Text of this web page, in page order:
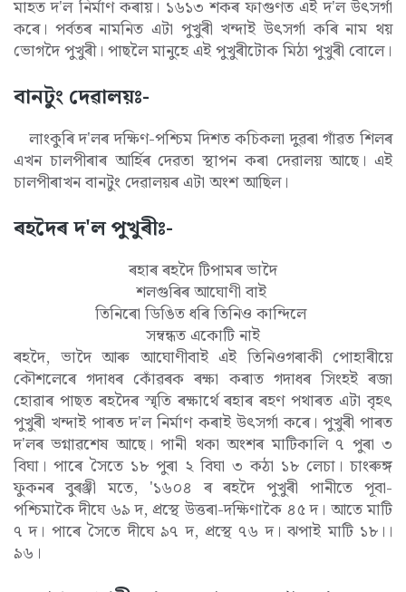
মাহত দ'ল নিৰ্মাণ কৰায়। ১৬১৩ শকৰ ফাগুণত এই দ'ল উৎসৰ্গা
কৰে। পৰ্বতৰ নামনিত এটা পুখুৰী খন্দাই উৎসৰ্গা কৰি নাম থয়
ভোগদৈ পুখুৰী। পাছলৈ মানুহে এই পুখুৰীটোক মিঠা পুখুৰী বোলে।
বানটুং দেৱালয়ঃ-
লাংকুৰি দ'লৰ দক্ষিণ-পশ্চিম দিশত কচিকলা দুৱৰা গাঁৱত শিলৰ
এখন চালপীৰাৰ আৰ্হিৰ দেৱতা স্থাপন কৰা দেৱালয় আছে। এই
চালপীৰাখন বানটুং দেৱালয়ৰ এটা অংশ আছিল।
ৰহদৈৰ দ'ল পুখুৰীঃ-
ৰহাৰ ৰহদৈ টিপামৰ ভাদৈ
শলগুৰিৰ আঘোণী বাই
তিনিৰো ডিঙিত ধৰি তিনিও কান্দিলে
সম্বন্ধত একোটি নাই
ৰহদৈ, ভাদৈ আৰু আঘোণীবাই এই তিনিওগৰাকী পোহাৰীয়ে
কৌশলেৰে গদাধৰ কোঁৱৰক ৰক্ষা কৰাত গদাধৰ সিংহই ৰজা
হোৱাৰ পাছত ৰহদৈৰ স্মৃতি ৰক্ষাৰ্থে ৰহাৰ ৰহণ পথাৰত এটা বৃহৎ
পুখুৰী খন্দাই পাৰত দ'ল নিৰ্মাণ কৰাই উৎসৰ্গা কৰে। পুখুৰী পাৰত
দ'লৰ ভগ্নাৱশেষ আছে। পানী থকা অংশৰ মাটিকালি ৭ পুৰা ৩
বিঘা। পাৰে সৈতে ১৮ পুৰা ২ বিঘা ৩ কঠা ১৮ লেচা। চাংৰুঙ্গ
ফুকনৰ বুৰঞ্জী মতে, '১৬০৪ ৰ ৰহদৈ পুখুৰী পানীতে পূবা-
পশ্চিমাকৈ দীঘে ৬৯ দ, প্ৰস্থে উত্তৰা-দক্ষিণাকৈ ৪৫ দ। আতে মাটি
৭ দ। পাৰে সৈতে দীঘে ৯৭ দ, প্ৰস্থে ৭৬ দ। ঝপাই মাটি ১৮।।
৯৬।